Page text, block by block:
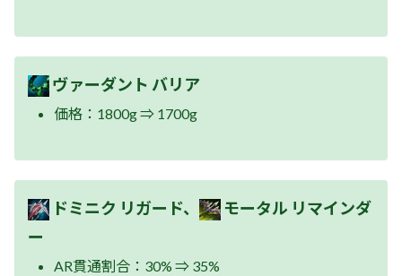
ヴァーダント バリア
価格：1800g ⇒ 1700g
ドミニク リガード、
モータル リマインダ
ー
AR貫通割合：30% ⇒ 35%